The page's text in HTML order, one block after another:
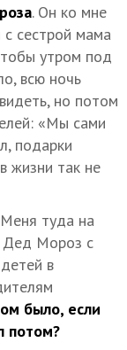
. Он ко мне
сестрой мама
утром под
всю ночь
но потом
«Мы сами
подарки
жизни так не
туда на
Дед Мороз с
в
было, если
потом?